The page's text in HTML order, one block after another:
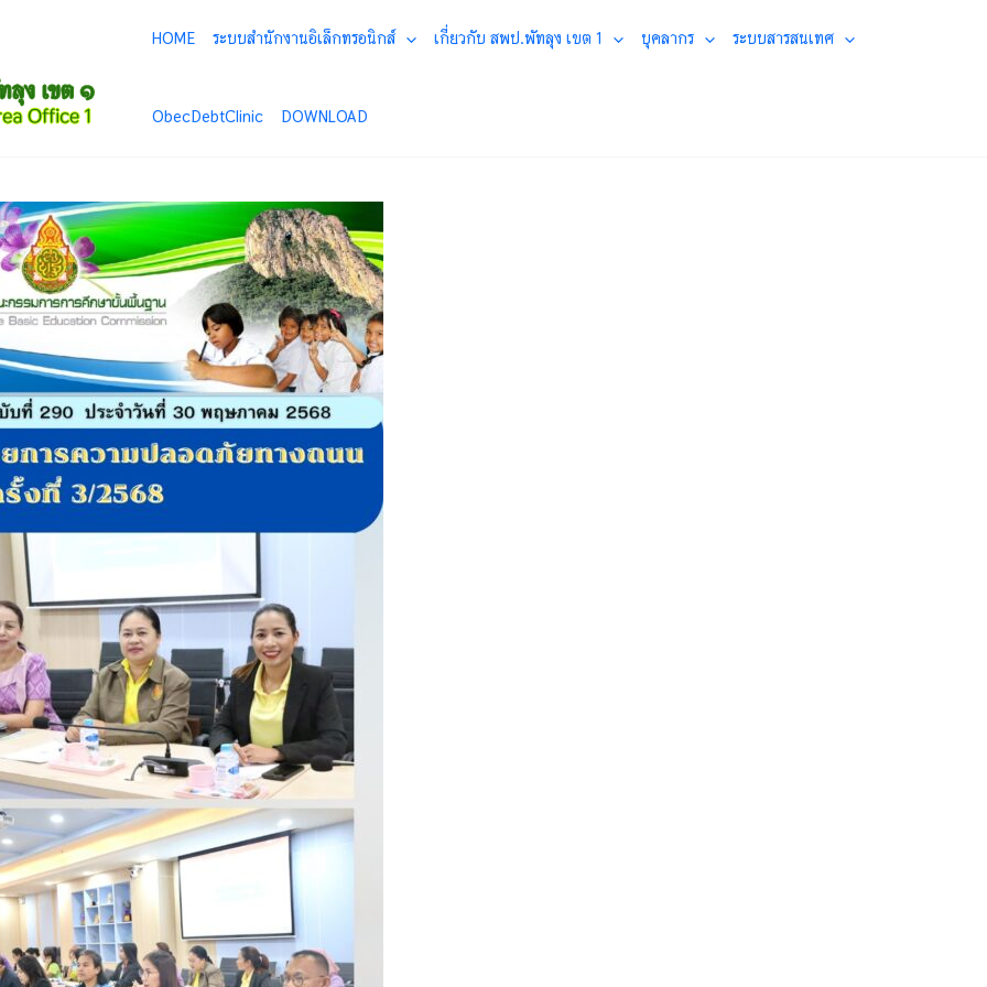
HOME ระบบสำนักงานอิเล็กทรอนิกส์ เกี่ยวกับ สพป.พัทลุง เขต 1 บุคลากร ระบบสารสนเทศ
ObecDebtClinic DOWNLOAD